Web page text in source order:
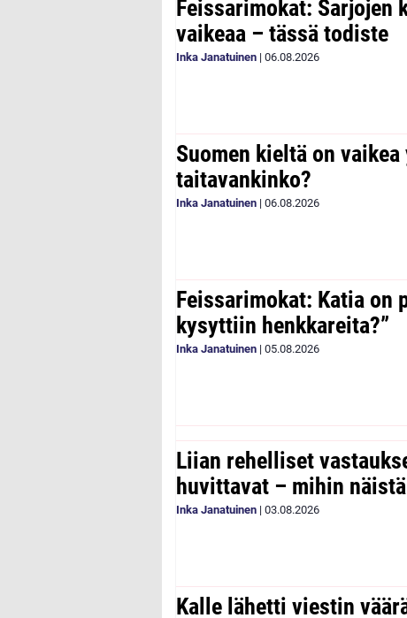
Feissarimokat: Sarjojen
vaikeaa – tässä todiste
Inka Janatuinen | 06.08.2026
Suomen kieltä on
taitavankinko?
Inka Janatuinen | 06.08.2026
Feissarimokat: Katia on
kysyttiin henkkareita?”
Inka Janatuinen | 05.08.2026
Liian rehelliset
huvittavat – mihin
Inka Janatuinen | 03.08.2026
Kalle lähetti viestin